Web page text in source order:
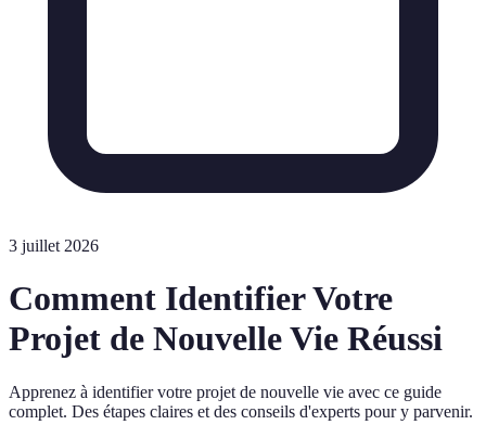
3 juillet 2026
Comment Identifier Votre
Projet de Nouvelle Vie Réussi
Apprenez à identifier votre projet de nouvelle vie avec ce guide
complet. Des étapes claires et des conseils d'experts pour y parvenir.